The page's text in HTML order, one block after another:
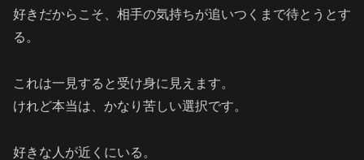
好きだからこそ、相手の気持ちが追いつくまで待とうとす
る。
これは一見すると受け身に見えます。
けれど本当は、かなり苦しい選択です。
好きな人が近くにいる。